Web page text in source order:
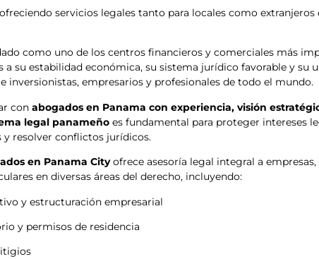
servicios legales tanto para locales como extranjeros
como uno de los centros financieros y comerciales más
a su estabilidad económica, su sistema jurídico favorable y su
inversionistas, empresarios y profesionales de todo el mundo.
con abogados en Panama con experiencia, visión
legal panameñoes fundamental para proteger intereses
resolver conflictos jurídicos.
en Panama Cityofrece asesoría legal integral a
en diversas áreas del derecho, incluyendo:
y estructuración empresarial
y permisos de residencia